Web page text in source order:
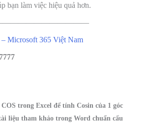
bạn làm việc hiệu quả hơn.
Microsoft 365 Việt Nam
trong Excel để tính Cosin của 1 góc
liệu tham khảo trong Word chuẩn cấu